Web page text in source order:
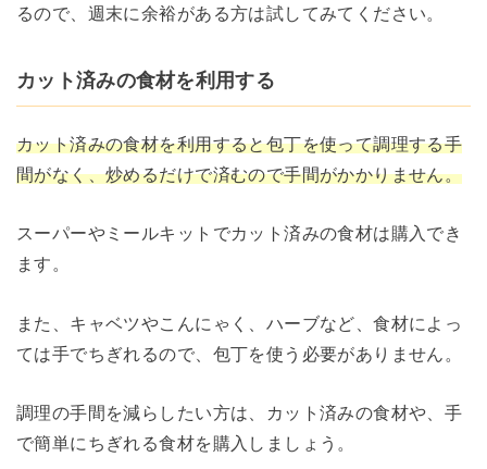
るので、週末に余裕がある方は試してみてください。
カット済みの食材を利用する
カット済みの食材を利用すると包丁を使って調理する手
間がなく、炒めるだけで済むので手間がかかりません。
スーパーやミールキットでカット済みの食材は購入でき
ます。
また、キャベツやこんにゃく、ハーブなど、食材によっ
ては手でちぎれるので、包丁を使う必要がありません。
調理の手間を減らしたい方は、カット済みの食材や、手
で簡単にちぎれる食材を購入しましょう。